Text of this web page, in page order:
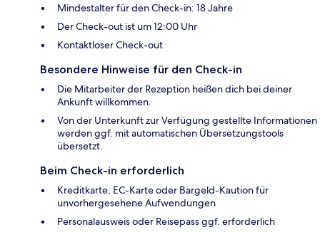
Mindestalter für den Check-in: 18 Jahre
Der Check-out ist um 12:00 Uhr
Kontaktloser Check-out
Besondere Hinweise für den Check-in
Die Mitarbeiter der Rezeption heißen dich bei deiner
Ankunft willkommen.
Von der Unterkunft zur Verfügung gestellte Informationen
werden ggf. mit automatischen Übersetzungstools
übersetzt.
Beim Check-in erforderlich
Kreditkarte, EC-Karte oder Bargeld-Kaution für
unvorhergesehene Aufwendungen
Personalausweis oder Reisepass ggf. erforderlich